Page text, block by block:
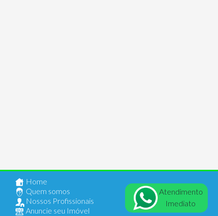
Home
Quem somos
Nossos Profissionais
Anuncie seu Imóvel
Atendimento
Imediato